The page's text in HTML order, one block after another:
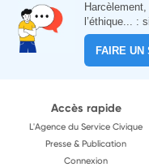
l’éthique... :
FAIRE UN
Accès rapide
L'Agence du Service Civique
Presse & Publication
Connexion